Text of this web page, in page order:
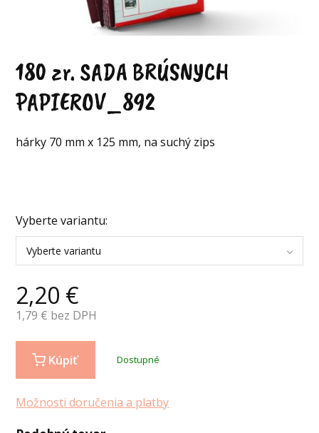
180 zr. SADA BRÚSNYCH
PAPIEROV_892
hárky 70 mm x 125 mm, na suchý zips
Vyberte variantu:
Vyberte variantu
2,20 €
1,79 € bez DPH
Kúpiť Dostupné
Možnosti doručenia a platby